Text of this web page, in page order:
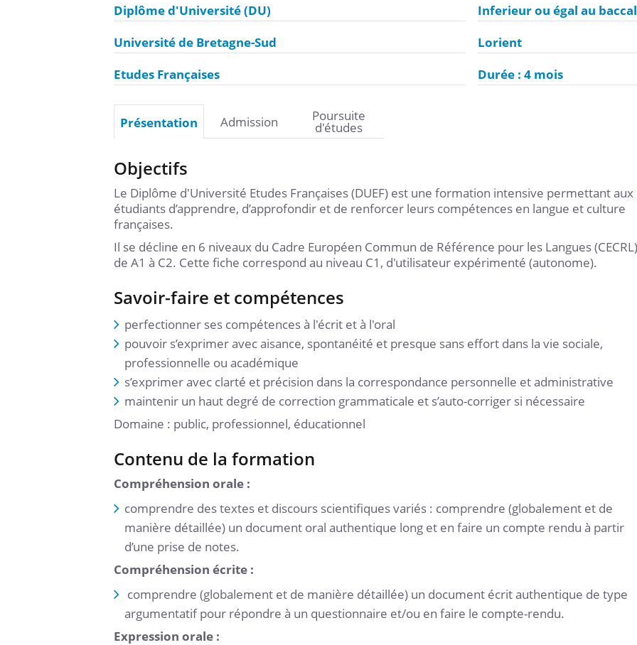
Diplôme d'Université (DU)
Inferieur ou égal au
Université de Bretagne-Sud
Lorient
Etudes Françaises
Durée : 4 mois
Présentation Admission Poursuite
d'études
Objectifs
Le Diplôme d'Université Etudes Françaises (DUEF) est une formation intensive permettant aux
étudiants d’apprendre, d’approfondir et de renforcer leurs compétences en langue et culture
françaises.
Il se décline en 6 niveaux du Cadre Européen Commun de Référence pour les Langues (CECRL)
de A1 à C2. Cette fiche correspond au niveau C1, d'utilisateur expérimenté (autonome).
Savoir-faire et compétences
perfectionner ses compétences à l'écrit et à l'oral
pouvoir s’exprimer avec aisance, spontanéité et presque sans effort dans la vie sociale,
professionnelle ou académique
s’exprimer avec clarté et précision dans la correspondance personnelle et administrative
maintenir un haut degré de correction grammaticale et s’auto-corriger si nécessaire
Domaine : public, professionnel, éducationnel
Contenu de la formation
Compréhension orale :
comprendre des textes et discours scientifiques variés : comprendre (globalement et de
manière détaillée) un document oral authentique long et en faire un compte rendu à partir
d’une prise de notes.
Compréhension écrite :
comprendre (globalement et de manière détaillée) un document écrit authentique de type
argumentatif pour répondre à un questionnaire et/ou en faire le compte-rendu.
Expression orale :